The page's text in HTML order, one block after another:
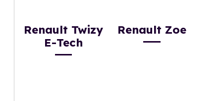
Renault Twizy
E-Tech
Renault Zoe